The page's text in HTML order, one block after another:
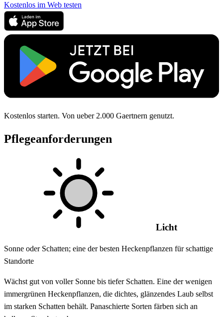
Kostenlos im Web testen
Kostenlos starten. Von ueber 2.000 Gaertnern genutzt.
Pflegeanforderungen
Licht
Sonne oder Schatten; eine der besten Heckenpflanzen für schattige
Standorte
Wächst gut von voller Sonne bis tiefer Schatten. Eine der wenigen
immergrünen Heckenpflanzen, die dichtes, glänzendes Laub selbst
im starken Schatten behält. Panaschierte Sorten färben sich an